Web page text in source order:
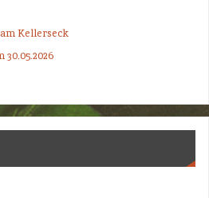
am Kellerseck